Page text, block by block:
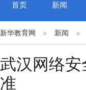
首页 新闻
新华教育网 新闻
武汉网络
准